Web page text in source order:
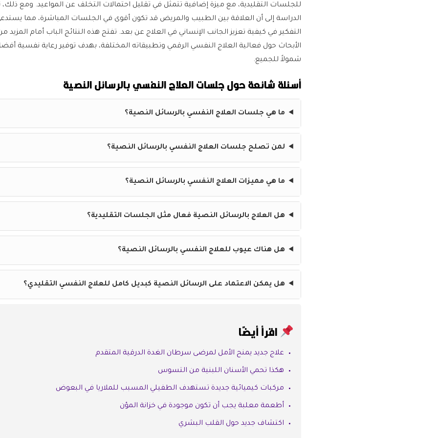
للجلسات التقليدية، مع ميزة إضافية تتمثل في تقليل احتمالات التخلف عن المواعيد. ومع
الدراسة إلى أن العلاقة بين الطبيب والمريض قد تكون أقوى في الجلسات المباشرة، مما
التفكير في كيفية تعزيز الجانب الإنساني في العلاج عن بعد. تفتح هذه النتائج الباب أمام المزيد
الأبحاث حول فعالية العلاج النفسي الرقمي وتطبيقاته المختلفة، بهدف توفير رعاية نفسية
شمولاً للجميع.
أسئلة شائعة حول جلسات العلاج النفسي بالرسائل النصية
ما هي جلسات العلاج النفسي بالرسائل النصية؟
لمن تصلح جلسات العلاج النفسي بالرسائل النصية؟
ما هي مميزات العلاج النفسي بالرسائل النصية؟
هل العلاج بالرسائل النصية فعال مثل الجلسات التقليدية؟
هل هناك عيوب للعلاج النفسي بالرسائل النصية؟
هل يمكن الاعتماد على الرسائل النصية كبديل كامل للعلاج النفسي التقليدي؟
اقرأ أيضًا
علاج جديد يمنح الأمل لمرضى سرطان الغدة الدرقية المتقدم
‫هكذا تحمي الأسنان اللبنية من التسوس
مركبات كيميائية جديدة تستهدف الطفيلي المسبب للملاريا في البعوض
أطعمة معلبة يجب أن تكون موجودة في خزانة المؤن
اكتشاف جديد حول القلب البشري